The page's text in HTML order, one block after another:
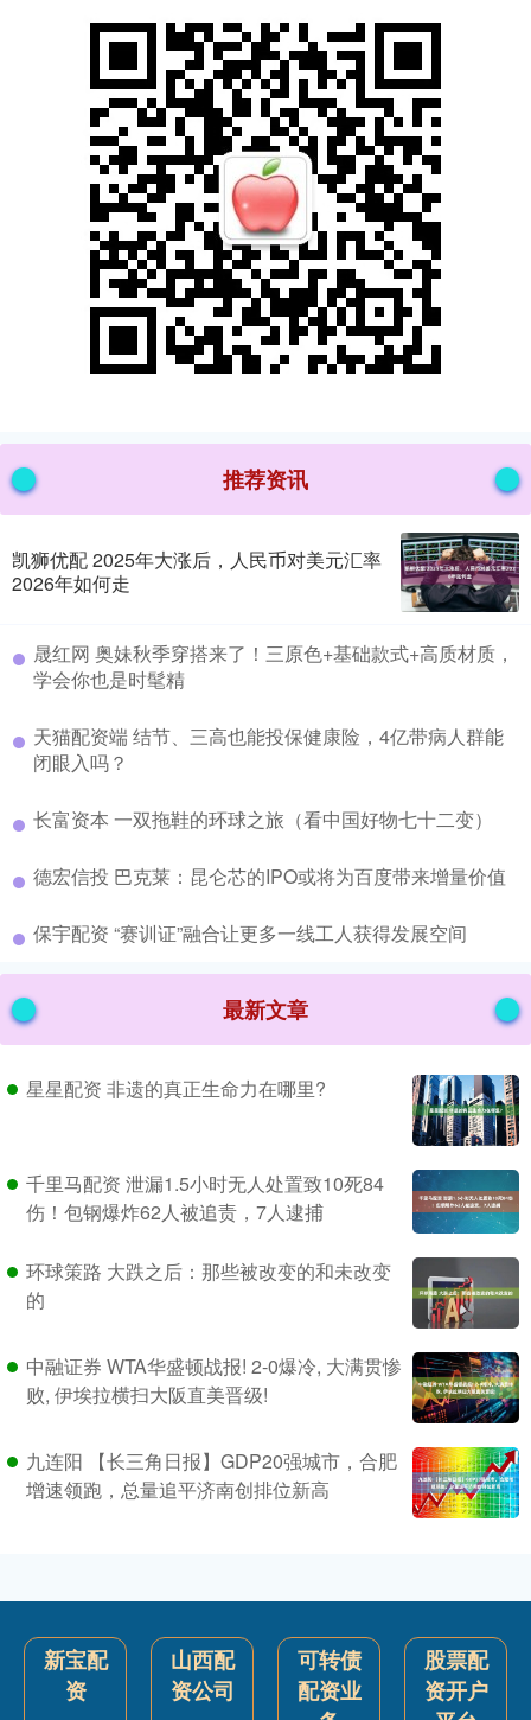
推荐资讯
凯狮优配 2025年大涨后，人民币对美元汇率
2026年如何走
​晟红网 奥妹秋季穿搭来了！三原色+基础款式+高质材质，
学会你也是时髦精
​天猫配资端 结节、三高也能投保健康险，4亿带病人群能
闭眼入吗？
​长富资本 一双拖鞋的环球之旅（看中国好物七十二变）
​德宏信投 巴克莱：昆仑芯的IPO或将为百度带来增量价值
​保宇配资 “赛训证”融合让更多一线工人获得发展空间
最新文章
星星配资 非遗的真正生命力在哪里?
千里马配资 泄漏1.5小时无人处置致10死84
伤！包钢爆炸62人被追责，7人逮捕
环球策路 大跌之后：那些被改变的和未改变
的
中融证券 WTA华盛顿战报! 2-0爆冷, 大满贯惨
败, 伊埃拉横扫大阪直美晋级!
九连阳 【长三角日报】GDP20强城市，合肥
增速领跑，总量追平济南创排位新高
新宝配
资
山西配
资公司
可转债
配资业
股票配
资开户